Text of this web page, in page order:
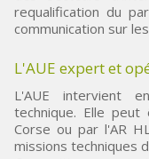
requalification du
communication sur
L'AUE expert et
L'AUE intervient en qualité d'expert et d'opérateur
technique. Elle
Corse ou par l'AR
missions techniques